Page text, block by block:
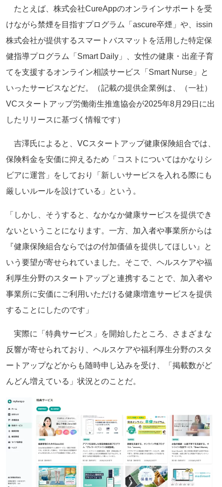
たとえば、株式会社CureAppのオンラインサポートを受
けながら禁煙を目指すプログラム「ascure卒煙」や、issin
株式会社が提供するスマートバスマットを活用した特定保
健指導プログラム「Smart Daily」、女性の健康・出産子育
てを支援するオンライン相談サービス「Smart Nurse」と
いったサービスなどだ。（記載の提供企業例は、（一社）
VCスタートアップ労働衛生推進協会が2025年8月29日に出
したリリースに基づく情報です）
吉澤氏によると、VCスタートアップ健康保険組合では、
保険料金を安価に抑えるため「コストについてはかなりシ
ビアに運営」をしており「新しいサービスを入れる際にも
厳しいルールを設けている」という。
「しかし、そうすると、なかなか健康サービスを提供でき
ないということになります。一方、加入者や事業所からは
『健康保険組合ならではの付加価値を提供してほしい』と
いう要望が寄せられていました。そこで、ヘルスケアや福
利厚生分野のスタートアップと連携することで、加入者や
事業所に安価にご利用いただける健康増進サービスを提供
することにしたのです」
実際に「特典サービス」を開始したところ、さまざまな
反響が寄せられており、ヘルスケアや福利厚生分野のスタ
ートアップなどからも随時申し込みを受け、「掲載数がど
んどん増えている」状況とのことだ。